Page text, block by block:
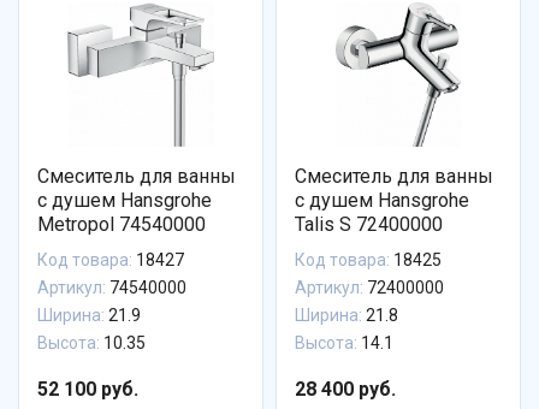
Смеситель для ванны
с душем Hansgrohe
Metropol 74540000
Код товара: 18427
Артикул: 74540000
Ширина: 21.9
Высота: 10.35
52 100 руб.
Смеситель для ванны
с душем Hansgrohe
Talis S 72400000
Код товара: 18425
Артикул: 72400000
Ширина: 21.8
Высота: 14.1
28 400 руб.